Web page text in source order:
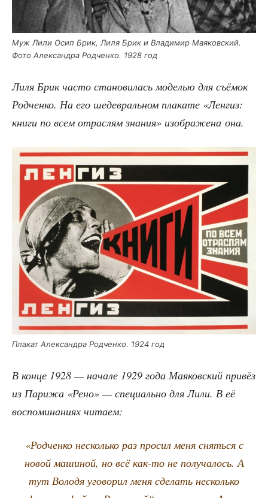
Муж Лили Осип Брик, Лиля Брик и Вла­ди­мир Мая­ков­ский.
Фото Алек­сандра Род­чен­ко. 1928 год
Лиля Брик часто ста­но­ви­лась моде­лью для съё­мок
Род­чен­ко. На его шедевраль­ном пла­ка­те «Лен­гиз:
кни­ги по всем отрас­лям зна­ния» изоб­ра­же­на она.
Пла­кат Алек­сандра Род­чен­ко. 1924 год
В кон­це 1928 — нача­ле 1929 года Мая­ков­ский при­вёз
из Пари­жа «Рено» — спе­ци­аль­но для Лили. В её
вос­по­ми­на­ни­ях читаем:
«Род­чен­ко несколь­ко раз про­сил меня снять­ся с
новой маши­ной, но всё как-то не полу­ча­лось. А
тут Воло­дя уго­во­рил меня сде­лать несколь­ко